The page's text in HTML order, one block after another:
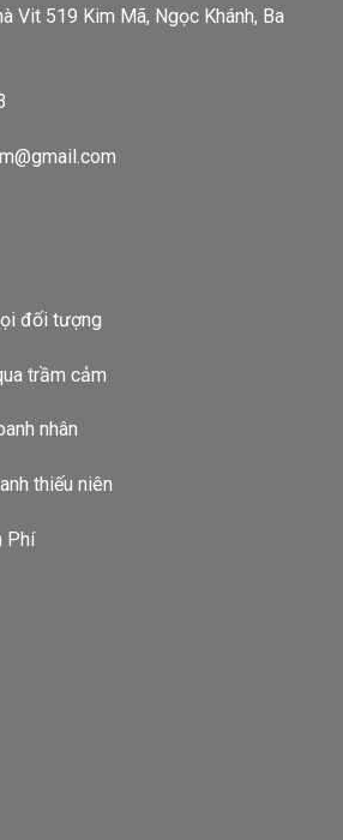
Vit 519 Kim Mã, Ngọc Khánh, Ba
đối tượng
trầm cảm
nhân
thiếu niên
Phí